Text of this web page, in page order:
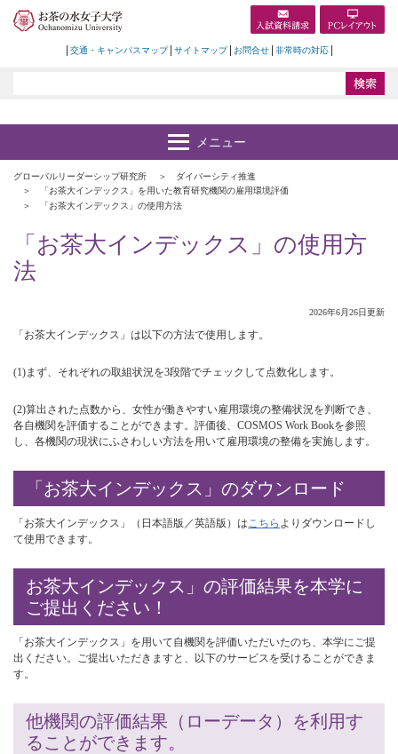
交通・キャンパスマップ サイトマップ お問合せ 非常時の対応
グローバルリーダーシップ研究所
ダイバーシティ推進
「お茶大インデックス」を用いた教育研究機関の雇用環境評価
「お茶大インデックス」の使用方法
「お茶大インデックス」の使用方
法
2026年6月26日更新
「お茶大インデックス」は以下の方法で使用します。
(1)まず、それぞれの取組状況を3段階でチェックして点数化します。
(2)算出された点数から、女性が働きやすい雇用環境の整備状況を判断でき、
各自機関を評価することができます。評価後、COSMOS Work Bookを参照
し、各機関の現状にふさわしい方法を用いて雇用環境の整備を実施します。
「お茶大インデックス」のダウンロード
「お茶大インデックス」（日本語版／英語版）はこちら よりダウンロードし
て使用できます。
お茶大インデックス」の評価結果を本学に
ご提出ください！
「お茶大インデックス」を用いて自機関を評価いただいたのち、本学にご提
出ください。ご提出いただきますと、以下のサービスを受けることができま
す。
他機関の評価結果（ローデータ）を利用す
ることができます。